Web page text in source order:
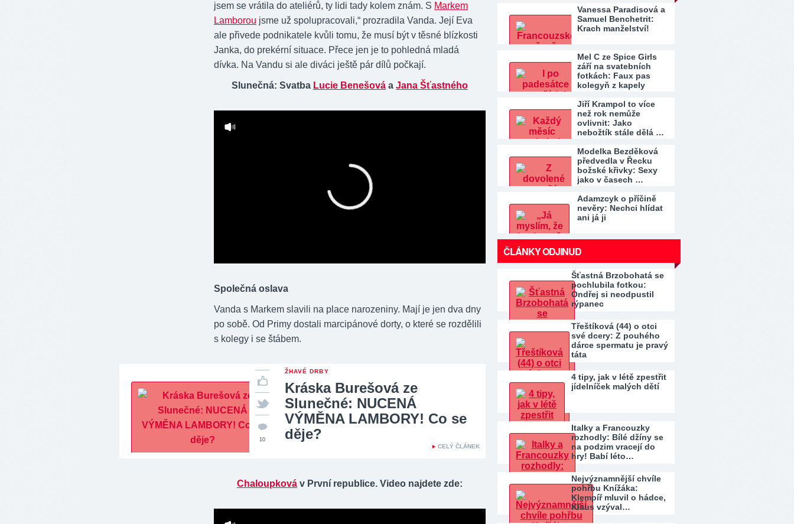
jsem se vrátila do ateliérů, ty lidi tady kolem znám. S Markem
Lamborou jsme už spolupracovali,“ prozradila Vanda. Její Eva
ale přivede podnikatele kvůli tomu, že musí být v těsné blízkosti
Janka, do prekérní situace. Přece jen je to pohledná mladá
dívka. Na Vandu si ale diváci ještě pár dílů počkají.
Slunečná: Svatba Lucie Benešová a Jana Šťastného
Společná oslava
Vanda s Markem slavili na place narozeniny. Mají je jen dva dny
po sobě. Od Primy dostali marcipánové dorty, o které se rozdělili
s kolegy i se štábem.
ŽHAVÉ DRBY
Kráska Burešová ze
Slunečné: NUCENÁ
VÝMĚNA LAMBORY! Co se
děje?
CELÝ ČLÁNEK
10
Chaloupková v První republice. Video najdete zde:
Vanessa Paradisová a
Samuel Benchetrit:
Krach manželství!
Mel C ze Spice Girls
září na svatebních
fotkách: Faux pas
kolegyň z kapely
Jiří Krampol to více
než rok nemůže
ovlivnit: Jako
nebožtík stále dělá …
Modelka Bezděková
předvedla v Řecku
božské křivky: Sexy
jako v časech …
Adamzcyk o příčině
nevěry: Nechci hlídat
ani já ji
ČLÁNKY ODJINUD
Šťastná Brzobohatá se
pochlubila fotkou:
Ondřej si neodpustil
rýpanec
Třeštíková (44) o otci
své dcery: Z pouhého
dárce spermatu je pravý
táta
4 tipy, jak v létě zpestřit
jídelníček malých dětí
Italky a Francouzky
rozhodly: Bílé džíny se
na podzim vracejí do
hry! Babí léto…
Nejvýznamnější chvíle
pohřbu Knížáka:
Klempíř mluvil o hádce,
Klaus vzýval…